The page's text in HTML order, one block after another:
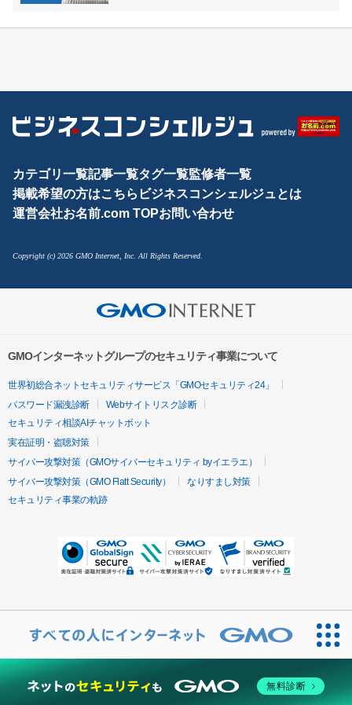
カテゴリ一覧記事一覧タグ一覧監修者一覧
掲載希望の方はこちら ビジネスコンシェルジュとは
運営会社お名前.com TOPお問い合わせ
Copyright (c) 2026 GMO Internet, Inc. All Rights Reserved.
GMOインターネットグループのセキュリティ事業について
世界初総合ネットセキュリティサービス「GMOセキュリティ24」
パスワード漏洩診断
Webサイトリスク診断
セキュリティ相談AIチャットボット
実在証明・盗聴対策
サイバー攻撃対策（GMOサイバーセキュリティ byイエラエ）
サイバー攻撃対策（GMO Flatt Security）
なりすまし対策
セキュリティ事業の軌跡
無料診断